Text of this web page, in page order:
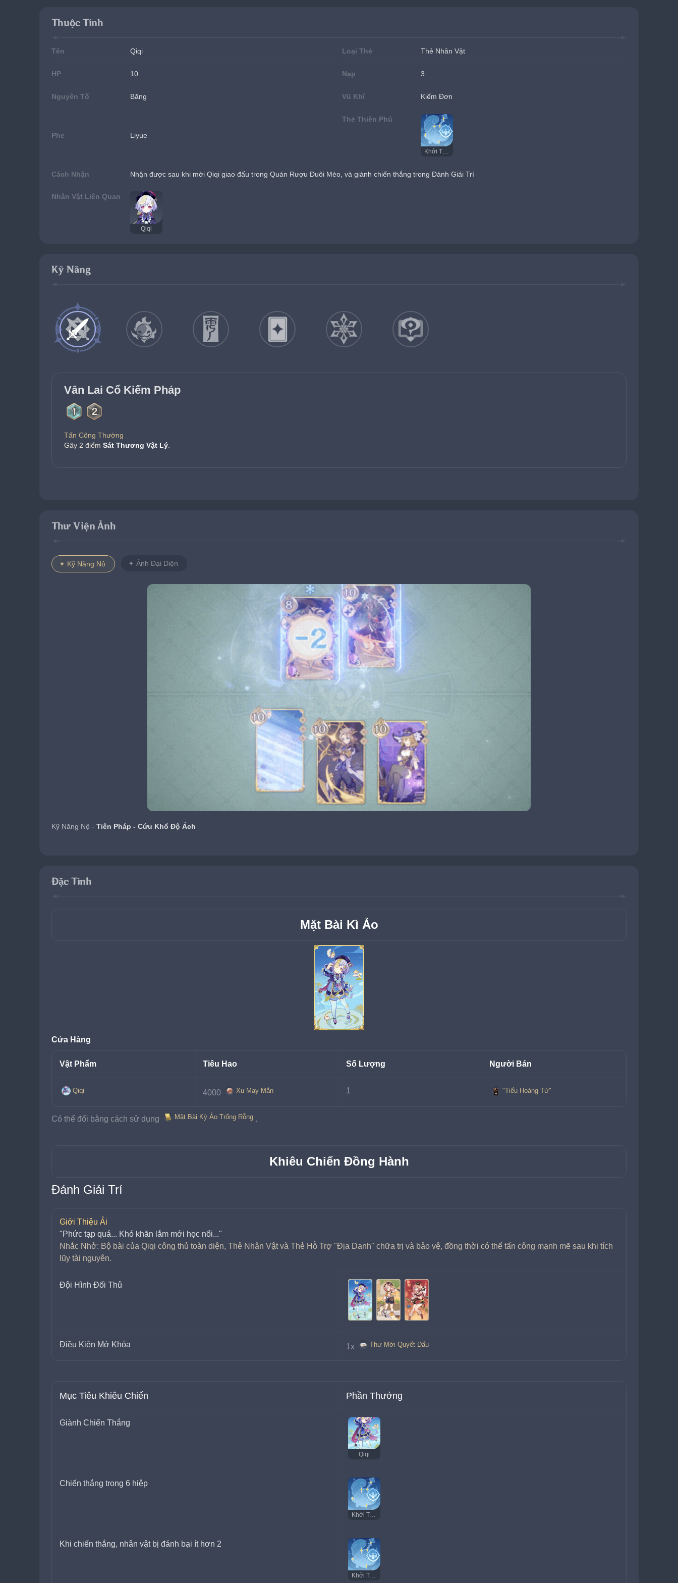
Thuộc Tính
Tên Qiqi Loại Thẻ Thẻ Nhân Vật
HP 10 Nạp 3
Nguyên Tố Băng Vũ Khí Kiếm Đơn
Phe Liyue
Thẻ Thiên Phú
Khởi Tử Hồi Sinh
Cách Nhận Nhận được sau khi mời Qiqi giao đấu trong Quán Rượu Đuôi Mèo, và giành chiến thắng trong Đánh Giải Trí
Nhân Vật Liên Quan
Qiqi
Kỹ Năng
Vân Lai Cổ Kiếm Pháp
Tấn Công Thường
Gây 2 điểm Sát Thương Vật Lý
Thư Viện Ảnh
Kỹ Năng Nộ Ảnh Đại Diện
Kỹ Năng Nộ - Tiên Pháp - Cứu Khổ Độ Ách
Đặc Tính
Mặt Bài Kì Ảo
Cửa Hàng
Vật Phẩm Tiêu Hao Số Lượng Người Bán
Qiqi 4000 Xu May Mắn 1 "Tiểu Hoàng Tử"
Có thể đổi bằng cách sử dụng Mặt Bài Kỳ Ảo Trống Rỗng .
Khiêu Chiến Đồng Hành
Đánh Giải Trí
Giới Thiệu Ải
"Phức tạp quá... Khó khăn lắm mới học nổi..."
Nhắc Nhở: Bộ bài của Qiqi công thủ toàn diện, Thẻ Nhân Vật và Thẻ Hỗ Trợ "Địa Danh" chữa trị và bảo vệ, đồng thời có thể tấn công mạnh mẽ sau khi tích
lũy tài nguyên.
Đội Hình Đối Thủ
Điều Kiện Mở Khóa 1x Thư Mời Quyết Đấu
Mục Tiêu Khiêu Chiến Phần Thưởng
Giành Chiến Thắng
Qiqi
Chiến thắng trong 6 hiệp
Khởi Tử Hồi Sinh
Khi chiến thắng, nhân vật bị đánh bại ít hơn 2
Khởi Tử Hồi Sinh